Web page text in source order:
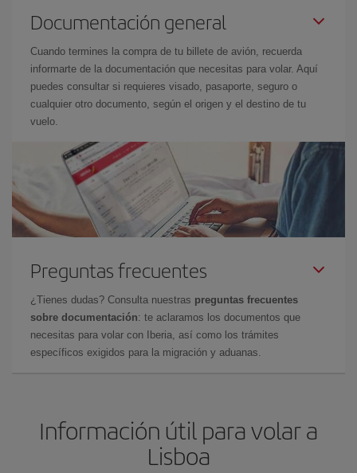
Documentación general
Cuando termines la compra de tu billete de avión, recuerda
informarte de la documentación que necesitas para volar. Aquí
puedes consultar si requieres visado, pasaporte, seguro o
cualquier otro documento, según el origen y el destino de tu
vuelo.
Preguntas frecuentes
¿Tienes dudas? Consulta nuestras preguntas frecuentes
sobre documentación: te aclaramos los documentos que
necesitas para volar con Iberia, así como los trámites
específicos exigidos para la migración y aduanas.
Información útil para volar a
Lisboa